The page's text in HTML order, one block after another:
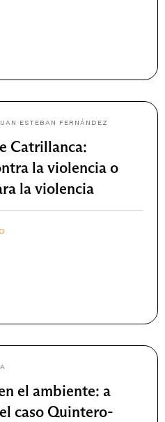
ESTEBAN FERNÁNDEZ
Catrillanca:
la violencia o
la violencia
el ambiente: a
caso Quintero-